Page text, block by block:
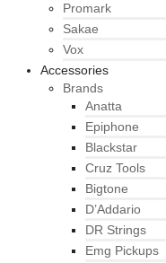
Promark
Sakae
Vox
Accessories
Brands
Anatta
Epiphone
Blackstar
Cruz Tools
Bigtone
D’Addario
DR Strings
Emg Pickups